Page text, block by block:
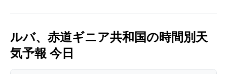
ルバ、赤道ギニア共和国の時間別天
気予報 今日